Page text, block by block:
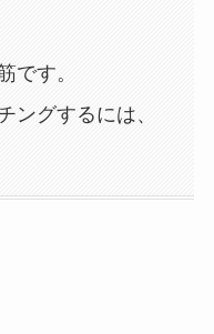
です。
ングするには、